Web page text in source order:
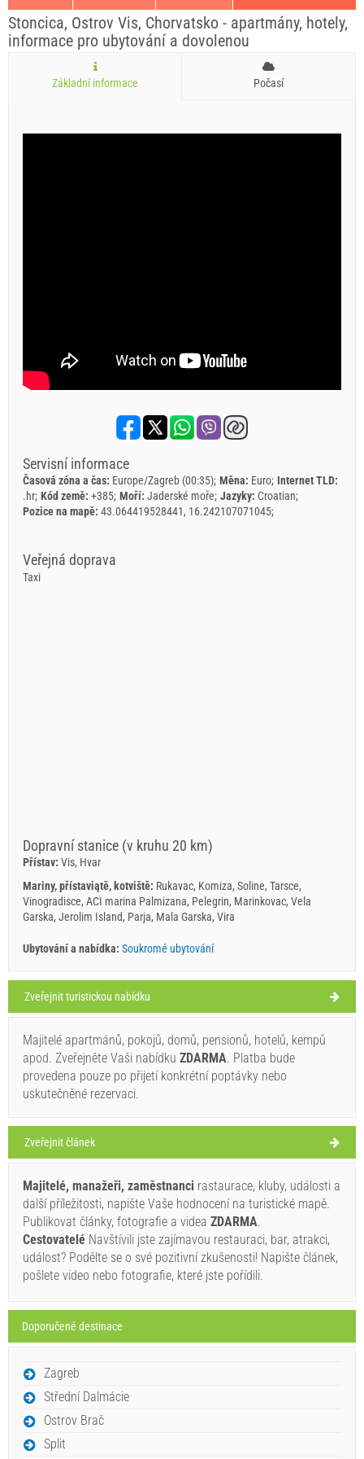
Stoncica, Ostrov Vis, Chorvatsko - apartmány, hotely,
informace pro ubytování a dovolenou
Základní informace Počasí
Servisní informace
Časová zóna a čas: Europe/Zagreb (00:35) Měna: Euro Internet TLD:
.hr Kód země: +385 Moří: Jaderské moře Jazyky: Croatian
Pozice na mapě: 43.064419528441, 16.242107071045
Veřejná doprava
Taxi
Dopravní stanice (v kruhu 20 km)
Přístav: Vis, Hvar
Mariny, přístaviątě, kotviště: Rukavac, Komiza, Soline, Tarsce,
Vinogradisce, ACI marina Palmizana, Pelegrin, Marinkovac, Vela
Garska, Jerolim Island, Parja, Mala Garska, Vira
Ubytování a nabídka: Soukromé ubytování
Stoncica Počasí
ČTVRTEK
Chorvatsko Ostrov Vis
STONCICA
28°C
jasno
Rychlost větru: 3.75 km/h
pátek, 27°C
sobota,
08.08.26 27°C
neděle,
09.08.26
pondělí,
10.08.26
Zveřejnit turistickou nabídku
Majitelé apartmánů, pokojů, domů, pensionů, hotelů, kempů
apod. Zveřejněte Vaši nabídku ZDARMA. Platba bude
provedena pouze po přijetí konkrétní poptávky nebo
uskutečněné rezervaci.
Zveřejnit článek
Majitelé, manažeři, zaměstnanci rastaurace, kluby, události a
další příležitosti, napište Vaše hodnocení na turistické mapě.
Publikovat články, fotografie a videa ZDARMA.
Cestovatelé Navštívili jste zajímavou restauraci, bar, atrakci,
událost? Podělte se o své pozitivní zkušenosti! Napište článek,
pošlete video nebo fotografie, které jste pořídili.
Doporučené destinace
Zagreb
Střední Dalmácie
Ostrov Brač
Split